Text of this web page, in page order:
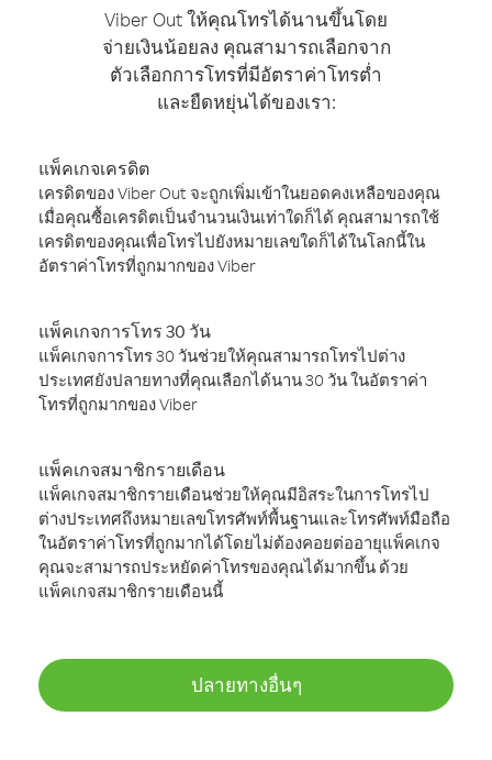
Viber Out ให้คุณโทรได้นานขึ้นโดย
จ่ายเงินน้อยลง คุณสามารถเลือกจาก
ตัวเลือกการโทรที่มีอัตราค่าโทรต่ำ
และยืดหยุ่นได้ของเรา:
แพ็คเกจเครดิต
เครดิตของ Viber Out จะถูกเพิ่มเข้าในยอดคงเหลือของคุณ
เมื่อคุณซื้อเครดิตเป็นจำนวนเงินเท่าใดก็ได้ คุณสามารถใช้
เครดิตของคุณเพื่อโทรไปยังหมายเลขใดก็ได้ในโลกนี้ใน
อัตราค่าโทรที่ถูกมากของ Viber
แพ็คเกจการโทร 30 วัน
แพ็คเกจการโทร 30 วันช่วยให้คุณสามารถโทรไปต่าง
ประเทศยังปลายทางที่คุณเลือกได้นาน 30 วัน ในอัตราค่า
โทรที่ถูกมากของ Viber
แพ็คเกจสมาชิกรายเดือน
แพ็คเกจสมาชิกรายเดือนช่วยให้คุณมีอิสระในการโทรไป
ต่างประเทศถึงหมายเลขโทรศัพท์พื้นฐานและโทรศัพท์มือถือ
ในอัตราค่าโทรที่ถูกมากได้โดยไม่ต้องคอยต่ออายุแพ็คเกจ
คุณจะสามารถประหยัดค่าโทรของคุณได้มากขึ้น ด้วย
แพ็คเกจสมาชิกรายเดือนนี้
ปลายทางอื่นๆ